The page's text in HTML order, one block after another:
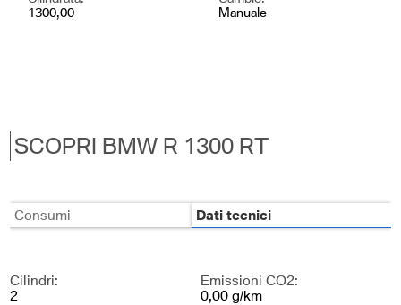
1300,00
Manuale
SCOPRI BMW R 1300 RT
Consumi Dati tecnici
Cilindri:
2
Emissioni CO2:
0,00 g/km